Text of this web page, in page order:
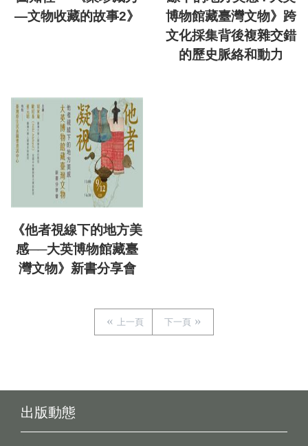
—文物收藏的故事2》
博物館藏臺灣文物》跨
文化採集背後複雜交錯
的歷史脈絡和動力
《他者視線下的地方美
感──大英博物館藏臺
灣文物》新書分享會
上一頁 下一頁
出版動態